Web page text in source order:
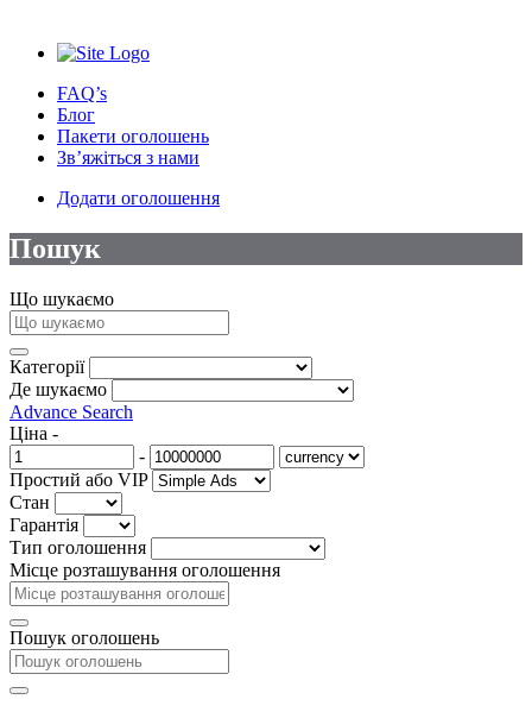
FAQ’s
Блог
Пакети оголошень
Зв’яжіться з нами
Додати оголошення
Пошук
Що шукаємо
Категорії
Де шукаємо
Advance Search
Ціна -
-
Простий або VIP
Стан
Гарантія
Тип оголошення
Місце розташування оголошення
Пошук оголошень